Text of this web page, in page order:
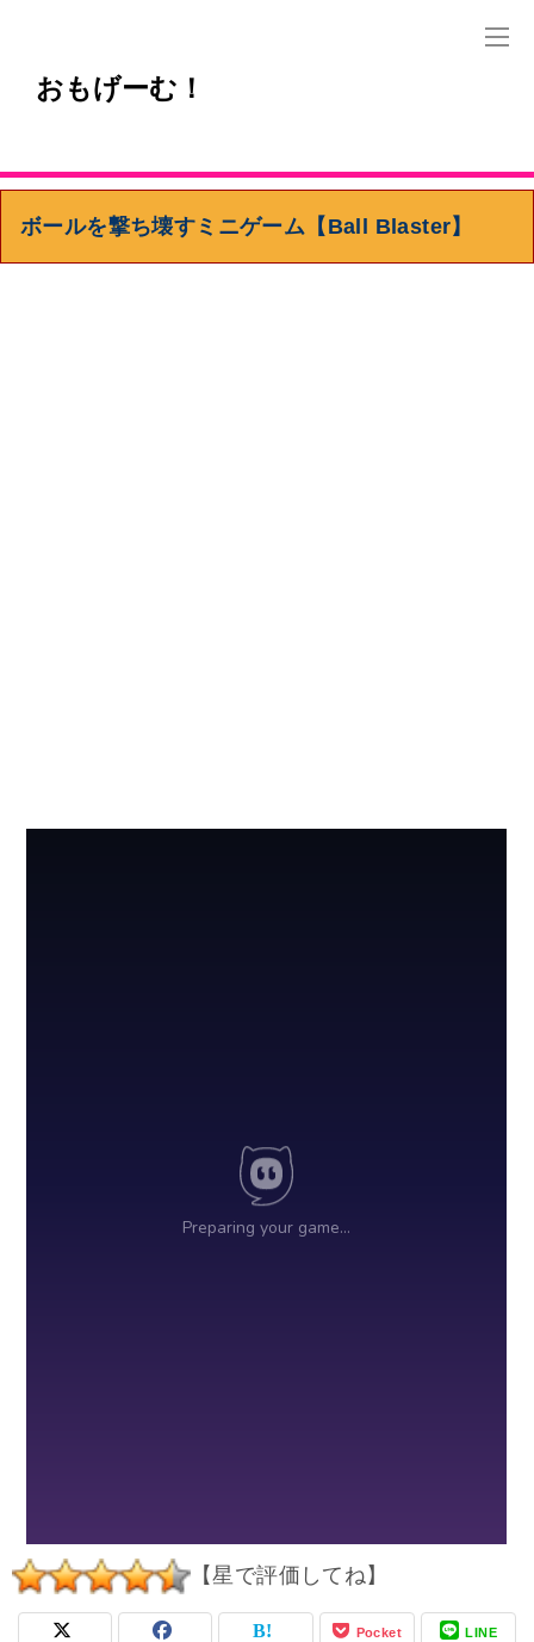
おもげーむ！
ボールを撃ち壊すミニゲーム【Ball Blaster】
【星で評価してね】
Pocket LINE